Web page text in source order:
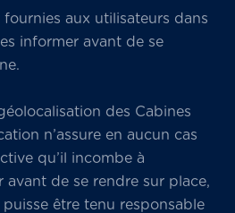
fournies aux utilisateurs dans
informer avant de se
des Cabines
n’assure en aucun cas
qu’il incombe à
avant de se rendre sur place,
puisse être tenu responsable